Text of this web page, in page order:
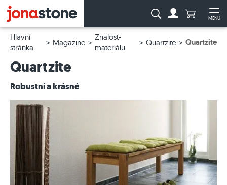
MENU
Vyhledávání:Počet
Hlavní
stránka
Magazine
Znalost-
materiálu
Quartzite Quartzite
Quartzite
Robustní a krásné